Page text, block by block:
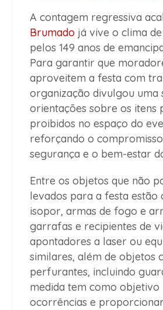
A contagem regressiva
Brumado já vive o clima
pelos 149 anos de
Para garantir que
aproveitem a festa com
organização divulgou uma
orientações sobre os itens
proibidos no espaço do
reforçando o
segurança e o bem-estar
Entre os objetos que não
levados para a festa estão
isopor, armas de fogo e
garrafas e recipientes de
apontadores a laser ou
similares, além de objetos
perfurantes, incluindo
medida tem como
ocorrências e